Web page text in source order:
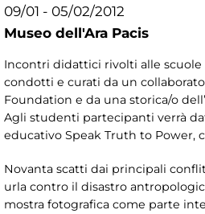
09/01 - 05/02/2012
Museo dell'Ara Pacis
Incontri didattici rivolti alle
condotti e curati da un
Foundation e da una storica/o
Agli studenti partecipanti verrà
educativo Speak Truth to Power,
Novanta scatti dai principali
urla contro il disastro
mostra fotografica come parte